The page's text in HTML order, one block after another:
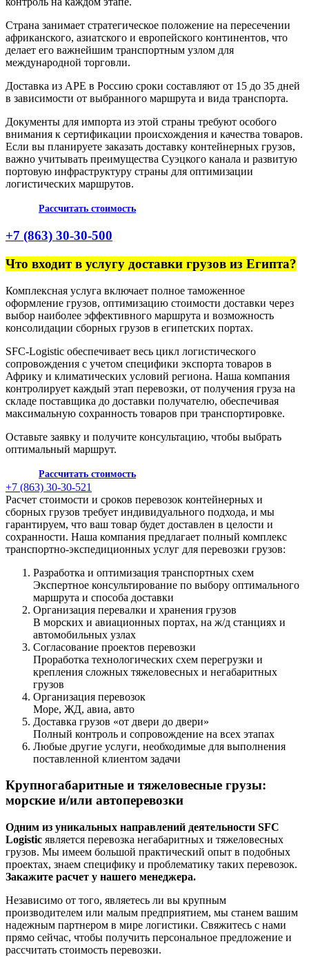
Страна занимает стратегическое положение на пересечении
африканского, азиатского и европейского континентов, что
делает его важнейшим транспортным узлом для
международной торговли.
Доставка из АРЕ в Россию сроки составляют от 15 до 35 дней
в зависимости от выбранного маршрута и вида транспорта.
Документы для импорта из этой страны требуют особого
внимания к сертификации происхождения и качества товаров.
Если вы планируете заказать доставку контейнерных грузов,
важно учитывать преимущества Суэцкого канала и развитую
портовую инфраструктуру страны для оптимизации
логистических маршрутов.
Рассчитать стоимость
+7 (863) 30-30-500
Что входит в услугу доставки грузов из Египта?
Комплексная услуга включает полное таможенное
оформление грузов, оптимизацию стоимости доставки через
выбор наиболее эффективного маршрута и возможность
консолидации сборных грузов в египетских портах.
SFC-Logistic обеспечивает весь цикл логистического
сопровождения с учетом специфики экспорта товаров в
Африку и климатических условий региона. Наша компания
контролирует каждый этап перевозки, от получения груза на
складе поставщика до доставки получателю, обеспечивая
максимальную сохранность товаров при транспортировке.
Оставьте заявку и получите консультацию, чтобы выбрать
оптимальный маршрут.
Рассчитать стоимость
+7 (863) 30-30-521
Расчет стоимости и сроков перевозок контейнерных и
сборных грузов требует индивидуального подхода, и мы
гарантируем, что ваш товар будет доставлен в целости и
сохранности. Наша компания предлагает полный комплекс
транспортно-экспедиционных услуг для перевозки грузов:
Разработка и оптимизация транспортных схем
Экспертное консультирование по выбору оптимального
маршрута и способа доставки
Организация перевалки и хранения грузов
В морских и авиационных портах, на ж/д станциях и
автомобильных узлах
Согласование проектов перевозки
Проработка технологических схем перегрузки и
крепления сложных тяжеловесных и негабаритных
грузов
Организация перевозок
Море, ЖД, авиа, авто
Доставка грузов «от двери до двери»
Полный контроль и сопровождение на всех этапах
Любые другие услуги, необходимые для выполнения
поставленной клиентом задачи
Крупногабаритные и тяжеловесные грузы:
морские и/или автоперевозки
Одним из уникальных направлений деятельности SFC
Logistic является перевозка негабаритных и тяжеловесных
грузов. Мы имеем большой практический опыт в подобных
проектах, знаем специфику и проблематику таких перевозок.
Закажите расчет у нашего менеджера.
Независимо от того, являетесь ли вы крупным
производителем или малым предприятием, мы станем вашим
надежным партнером в мире логистики. Свяжитесь с нами
прямо сейчас, чтобы получить персональное предложение и
рассчитать стоимость перевозки.